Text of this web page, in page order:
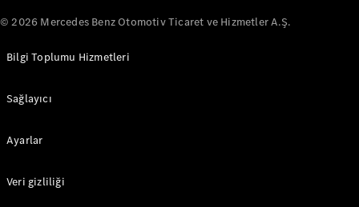
© 2026 Mercedes Benz Otomotiv Ticaret ve Hizmetler A.Ş.
Bilgi Toplumu Hizmetleri
Sağlayıcı
Ayarlar
Veri gizliliği